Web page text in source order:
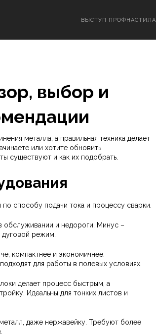
ВЫСТУП ПРОФНАСТИЛА
выбор и
металла, а правильная техника делает
или хотите обновить
существуют и как их подобрать.
способу подачи тока и процессу сварки.
обслуживании и недороги. Минус –
дуговой режим.
компактнее и экономичнее.
для работы в полевых условиях.
делает процесс быстрым, а
Идеальны для тонких листов и
даже нержавейку. Требуют более